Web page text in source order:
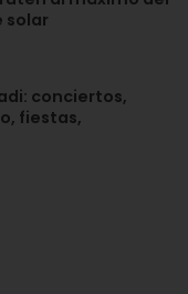
solar
conciertos,
fiestas,